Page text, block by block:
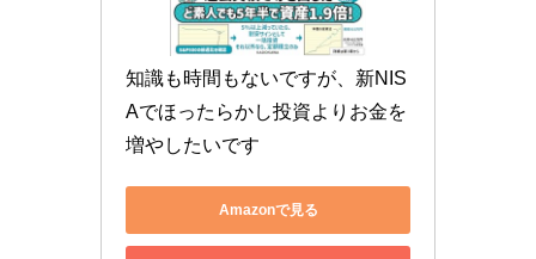
知識も時間もないですが、新NIS
Aでほったらかし投資よりお金を
増やしたいです
Amazonで見る